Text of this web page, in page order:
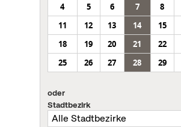
4
5 6 7 8
11
12 13 14 15
18
19 20 21 22
25
26 27 28 29
oder
Stadtbezirk